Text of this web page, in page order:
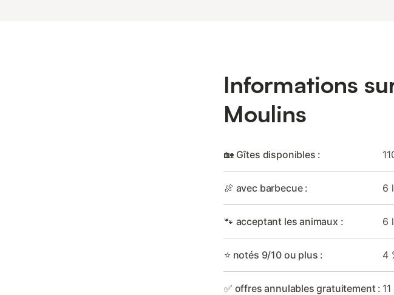
Informations
Moulins
🏡 Gîtes disponibles :
🍖 avec barbecue : 6
🐾 acceptant les animaux : 6
⭐ notés 9/10 ou plus : 4
✅ offres annulables gratuitement :